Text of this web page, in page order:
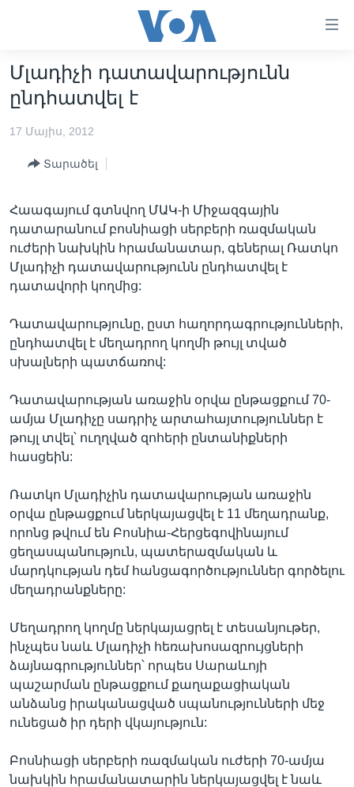
հիմնական
բովանդակությանը
հիմնական
հիմնական
ԳԼԽԱՎՈՐ ԷՋ
ԼՈՒՐԵՐ
ՍՓՅՈՒՌՔ
ՏԵՍԱՆՅՈՒԹԵՐ
ՖԻԼՄԵՐ
IN ENGLISH
ՄԵՐ ՄԱՍԻՆ
ՄԵՐ ՄԱՍԻՆ
«ԱՄԵՐԻԿԱՅԻ ՁԱՅՆ»-Ի ԿԱՆՈՆԱԴՐՈՒԹՅՈՒՆ
ՈՒԿՐԱԻՆԱԿԱՆ ՊԱՏԵՐԱԶՄ
Learning English
ՀԵՏԵՒԵՔ ՄԵԶ
Լեզուներ
Մլադիչի դատավարությունն
ընդհատվել է
17 Մայիս, 2012
Տարածել
Հաագայում գտնվող ՄԱԿ-ի Միջազգային
դատարանում բոսնիացի սերբերի ռազմական
ուժերի նախկին հրամանատար, գեներալ Ռատկո
Մլադիչի դատավարությունն ընդհատվել է
դատավորի կողմից:
Դատավարությունը, ըստ հաղորդագրությունների,
ընդհատվել է մեղադրող կողմի թույլ տված
սխալների պատճառով:
Դատավարության առաջին օրվա ընթացքում 70-
ամյա Մլադիչը սադրիչ արտահայտություններ է
թույլ տվել՝ ուղղված զոհերի ընտանիքների
հասցեին:
Ռատկո Մլադիչին դատավարության առաջին
օրվա ընթացքում ներկայացվել է 11 մեղադրանք,
որոնց թվում են Բոսնիա-Հերցեգովինայում
ցեղասպանություն, պատերազմական և
մարդկության դեմ հանցագործություններ գործելու
մեղադրանքները:
Մեղադրող կողմը ներկայացրել է տեսանյութեր,
ինչպես նաև Մլադիչի հեռախոսազրույցների
ձայնագրություններ՝ որպես Սարաևոյի
պաշարման ընթացքում քաղաքացիական
անձանց իրականացված սպանությունների մեջ
ունեցած իր դերի վկայություն:
Բոսնիացի սերբերի ռազմական ուժերի 70-ամյա
նախկին հրամանատարին ներկայացվել է նաև